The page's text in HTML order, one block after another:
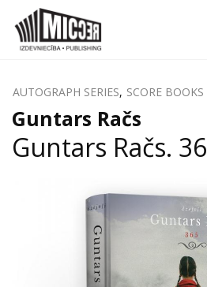
AUTOGRAPH SERIES, SCORE BOOKS
Guntars Račs
Guntars Račs.